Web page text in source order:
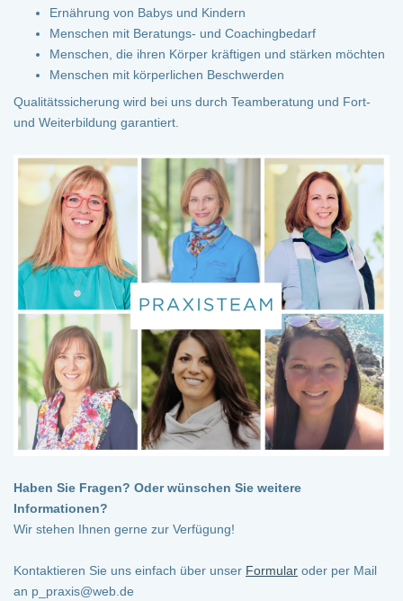
Ernährung von Babys und Kindern
Menschen mit Beratungs- und Coachingbedarf
Menschen, die ihren Körper kräftigen und stärken möchten
Menschen mit körperlichen Beschwerden
Qualitätssicherung wird bei uns durch Teamberatung und Fort-
und Weiterbildung garantiert.
Haben Sie Fragen? Oder wünschen Sie weitere
Informationen?
Wir stehen Ihnen gerne zur Verfügung!
Kontaktieren Sie uns einfach über unser Formular oder per Mail
an p_praxis@web.de